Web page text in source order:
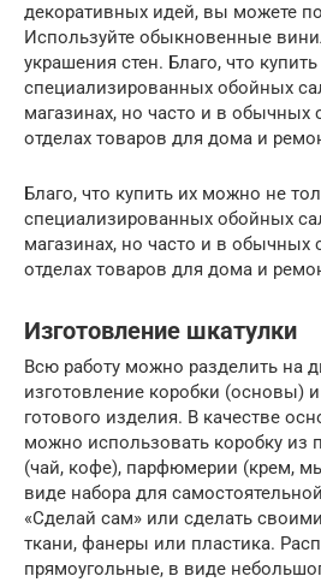
декоративных идей, вы можете
Используйте обыкновенные
украшения стен. Благо, что
специализированных обойных
магазинах, но часто и в обычных
отделах товаров для дома и
Благо, что купить их можно не
специализированных обойных
магазинах, но часто и в обычных
отделах товаров для дома и
Изготовление шкатулки
Всю работу можно разделить на
изготовление коробки (основы)
готового изделия. В качестве
можно использовать коробку из
(чай, кофе), парфюмерии (крем,
виде набора для
«Сделай сам» или сделать
ткани, фанеры или пластика.
прямоугольные, в виде